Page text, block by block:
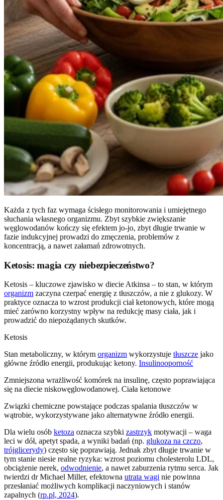
Każda z tych faz wymaga ścisłego monitorowania i umiejętnego
słuchania własnego organizmu. Zbyt szybkie zwiększanie
węglowodanów kończy się efektem jo-jo, zbyt długie trwanie w
fazie indukcyjnej prowadzi do zmęczenia, problemów z
koncentracją, a nawet załamań zdrowotnych.
Ketosis: magia czy niebezpieczeństwo?
Ketosis – kluczowe zjawisko w diecie Atkinsa – to stan, w którym
organizm zaczyna czerpać energię z tłuszczów, a nie z glukozy. W
praktyce oznacza to wzrost produkcji ciał ketonowych, które mogą
mieć zarówno korzystny wpływ na redukcję masy ciała, jak i
prowadzić do niepożądanych skutków.
Ketosis
Stan metaboliczny, w którym organizm wykorzystuje tłuszcze jako
główne źródło energii, produkując ketony. Insulinooporność
Zmniejszona wrażliwość komórek na insulinę, często poprawiająca
się na diecie niskowęglowodanowej. Ciała ketonowe
Związki chemiczne powstające podczas spalania tłuszczów w
wątrobie, wykorzystywane jako alternatywne źródło energii.
Dla wielu osób ketoza oznacza szybki zastrzyk motywacji – waga
leci w dół, apetyt spada, a wyniki badań (np. glukoza na czczo,
trójglicerydy) często się poprawiają. Jednak zbyt długie trwanie w
tym stanie niesie realne ryzyka: wzrost poziomu cholesterolu LDL,
obciążenie nerek, odwodnienie, a nawet zaburzenia rytmu serca. Jak
twierdzi dr Michael Miller, efektowna utrata wagi nie powinna
przesłaniać możliwych komplikacji naczyniowych i stanów
zapalnych (rp.pl, 2024).